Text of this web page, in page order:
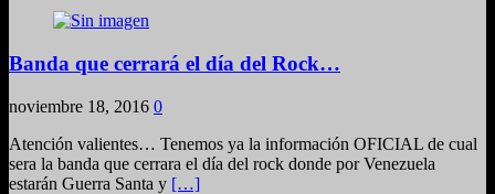
Banda que cerrará el día del Rock…
noviembre 18, 2016 0
Atención valientes… Tenemos ya la información OFICIAL de cual
sera la banda que cerrara el día del rock donde por Venezuela
estarán Guerra Santa y […]